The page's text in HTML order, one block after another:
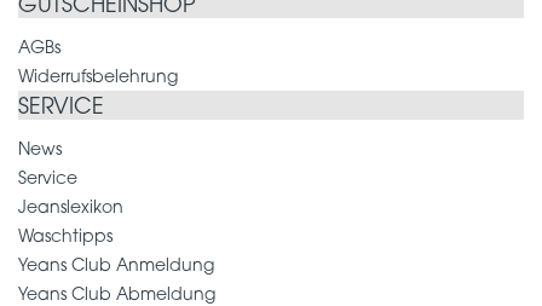
GUTSCHEINSHOP
AGBs
Widerrufsbelehrung
SERVICE
News
Service
Jeanslexikon
Waschtipps
Yeans Club Anmeldung
Yeans Club Abmeldung